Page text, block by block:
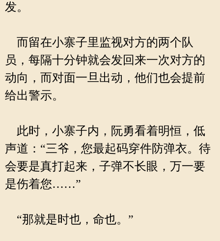
发。
而留在小寨子里监视对方的两个队
员，每隔十分钟就会发回来一次对方的
动向，而对面一旦出动，他们也会提前
给出警示。
此时，小寨子内，阮勇看着明恒，低
声道：“三爷，您最起码穿件防弹衣。待
会要是真打起来，子弹不长眼，万一要
是伤着您……”
“那就是时也，命也。”